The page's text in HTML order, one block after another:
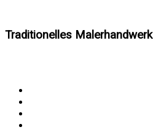
Traditionelles Malerhandwerk